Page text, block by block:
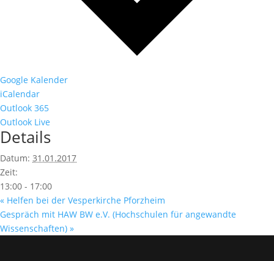
Google Kalender
iCalendar
Outlook 365
Outlook Live
Details
Datum: 31.01.2017
Zeit:
13:00 - 17:00
« Helfen bei der Vesperkirche Pforzheim
Gespräch mit HAW BW e.V. (Hochschulen für angewandte
Wissenschaften) »